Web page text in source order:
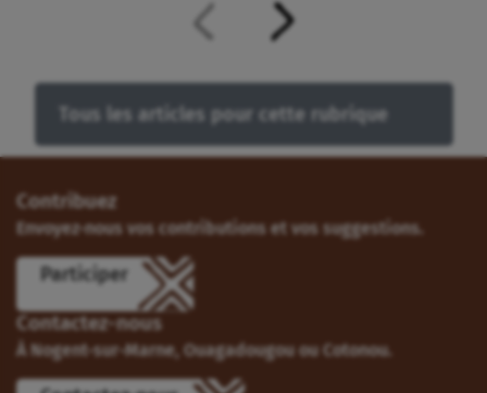
Tous les articles pour cette rubrique
Contribuez
Envoyez-nous vos contributions et vos suggestions.
Participer
Contactez-nous
À Nogent-sur-Marne, Ouagadougou ou Cotonou.